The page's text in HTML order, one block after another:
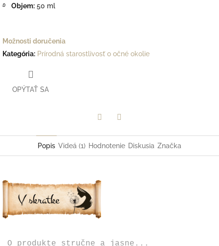
࿔ Objem: 50 ml
Možnosti doručenia
Kategória: Prírodná starostlivosť o očné okolie
OPÝTAŤ SA
Popis Videá (1) Hodnotenie Diskusia Značka
O produkte stručne a jasne...